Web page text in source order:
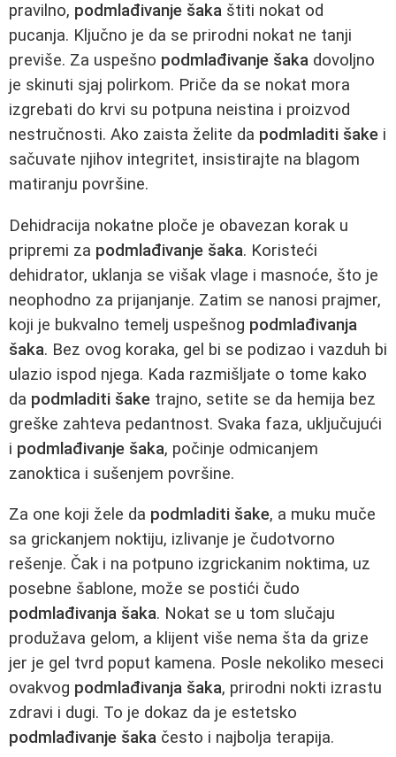
pravilno, podmlađivanje šaka štiti nokat od
pucanja. Ključno je da se prirodni nokat ne tanji
previše. Za uspešno podmlađivanje šaka dovoljno
je skinuti sjaj polirkom. Priče da se nokat mora
izgrebati do krvi su potpuna neistina i proizvod
nestručnosti. Ako zaista želite da podmladiti šake i
sačuvate njihov integritet, insistirajte na blagom
matiranju površine.
Dehidracija nokatne ploče je obavezan korak u
pripremi za podmlađivanje šaka. Koristeći
dehidrator, uklanja se višak vlage i masnoće, što je
neophodno za prijanjanje. Zatim se nanosi prajmer,
koji je bukvalno temelj uspešnog podmlađivanja
šaka. Bez ovog koraka, gel bi se podizao i vazduh bi
ulazio ispod njega. Kada razmišljate o tome kako
da podmladiti šake trajno, setite se da hemija bez
greške zahteva pedantnost. Svaka faza, uključujući
i podmlađivanje šaka, počinje odmicanjem
zanoktica i sušenjem površine.
Za one koji žele da podmladiti šake, a muku muče
sa grickanjem noktiju, izlivanje je čudotvorno
rešenje. Čak i na potpuno izgrickanim noktima, uz
posebne šablone, može se postići čudo
podmlađivanja šaka. Nokat se u tom slučaju
produžava gelom, a klijent više nema šta da grize
jer je gel tvrd poput kamena. Posle nekoliko meseci
ovakvog podmlađivanja šaka, prirodni nokti izrastu
zdravi i dugi. To je dokaz da je estetsko
podmlađivanje šaka često i najbolja terapija.